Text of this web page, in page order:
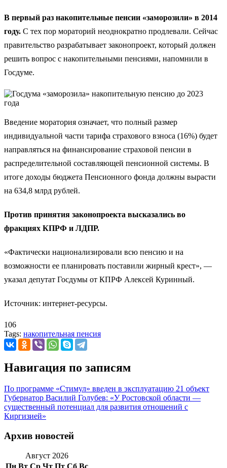
В первый раз накопительные пенсии «заморозили» в 2014
году. С тех пор мораторий неоднократно продлевали. Сейчас
правительство разрабатывает законопроект, который должен
решить вопрос с накопительными пенсиями, напомнили в
Госдуме.
Введение моратория означает, что полный размер
индивидуальной части тарифа страхового взноса (16%) будет
направляться на финансирование страховой пенсии в
распределительной составляющей пенсионной системы. В
итоге доходы бюджета Пенсионного фонда должны вырасти
на 634,8 млрд рублей.
Против принятия законопроекта высказались во
фракциях КПРФ и ЛДПР.
«Фактически национализировали всю пенсию и на
возможности ее планировать поставили жирный крест», —
указал депутат Госдумы от КПРФ Алексей Куринный.
Источник: интернет-ресурсы.
106
Tags: накопительная пенсия
Навигация по записям
По программе «Стимул» введен в эксплуатацию 21 объект
Губернатор Василий Голубев: «У Ростовской области —
существенный потенциал для развития отношений с
Киргизией»
Архив новостей
Август 2026
Пн Вт Ср Чт Пт Сб Вс